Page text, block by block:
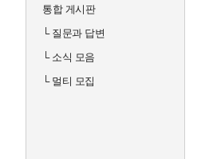
통합 게시판
└질문과 답변
└소식 모음
└멀티 모집